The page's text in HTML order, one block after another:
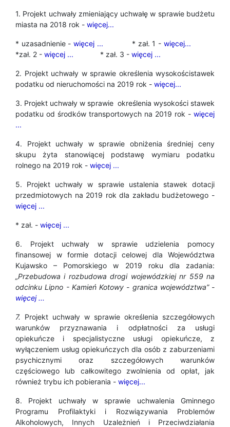
1. Projekt uchwały zmieniający uchwałę w sprawie budżetu
miasta na 2018 rok - więcej...
* uzasadnienie -więcej ... * zał. 1 - więcej...
*zał. 2 - więcej ... * zał. 3 - więcej ...
2. Projekt uchwały w sprawie określenia wysokościstawek
podatku od nieruchomości na 2019 rok - więcej...
3. Projekt uchwały w sprawie określenia wysokości stawek
podatku od środków transportowych na 2019 rok - więcej
...
4. Projekt uchwały w sprawie obniżenia średniej ceny
skupu żyta stanowiącej podstawę wymiaru podatku
rolnego na 2019 rok - więcej ...
5. Projekt uchwały w sprawie ustalenia stawek dotacji
przedmiotowych na 2019 rok dla zakładu budżetowego -
więcej ...
* zał. - więcej ...
6. Projekt uchwały w sprawie udzielenia pomocy
finansowej w formie dotacji celowej dla Województwa
Kujawsko – Pomorskiego w 2019 roku dla zadania:
„Przebudowa i rozbudowa drogi wojewódzkiej nr 559 na
odcinku Lipno - Kamień Kotowy - granica województwa” -
więcej ...
7. Projekt uchwały w sprawie określenia szczegółowych
warunków przyznawania i odpłatności za usługi
opiekuńcze i specjalistyczne usługi opiekuńcze, z
wyłączeniem usług opiekuńczych dla osób z zaburzeniami
psychicznymi oraz szczegółowych warunków
częściowego lub całkowitego zwolnienia od opłat, jak
również trybu ich pobierania - więcej...
8. Projekt uchwały w sprawie uchwalenia Gminnego
Programu Profilaktyki i Rozwiązywania Problemów
Alkoholowych, Innych Uzależnień i Przeciwdziałania